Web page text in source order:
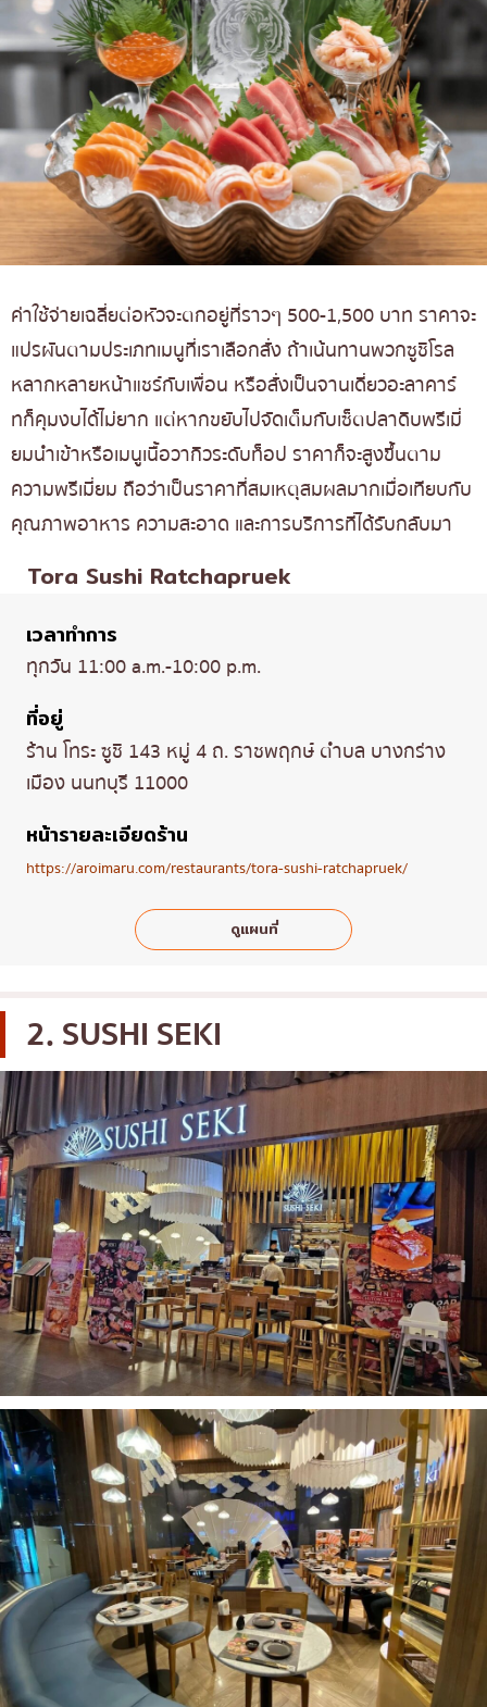
ค่าใช้จ่ายเฉลี่ยต่อหัวจะตกอยู่ที่ราวๆ 500-1,500 บาท ราคาจะ
แปรผันตามประเภทเมนูที่เราเลือกสั่ง ถ้าเน้นทานพวกซูชิโรล
หลากหลายหน้าแชร์กับเพื่อน หรือสั่งเป็นจานเดี่ยวอะลาคาร์
ทก็คุมงบได้ไม่ยาก แต่หากขยับไปจัดเต็มกับเซ็ตปลาดิบพรีเมี่
ยมนำเข้าหรือเมนูเนื้อวากิวระดับท็อป ราคาก็จะสูงขึ้นตาม
ความพรีเมี่ยม ถือว่าเป็นราคาที่สมเหตุสมผลมากเมื่อเทียบกับ
คุณภาพอาหาร ความสะอาด และการบริการที่ได้รับกลับมา
Tora Sushi Ratchapruek
เวลาทำการ
ทุกวัน 11:00 a.m.-10:00 p.m.
ที่อยู่
ร้าน โทระ ซูชิ 143 หมู่ 4 ถ. ราชพฤกษ์ ตำบล บางกร่าง
เมือง นนทบุรี 11000
หน้ารายละเอียดร้าน
https://aroimaru.com/restaurants/tora-sushi-ratchapruek/
ดูแผนที่
2. SUSHI SEKI